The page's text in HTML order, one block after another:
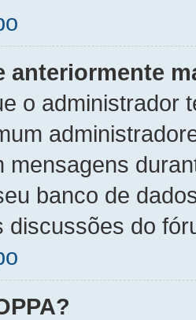
anteriormente
o administrador
mensagens
banco de
discussões do